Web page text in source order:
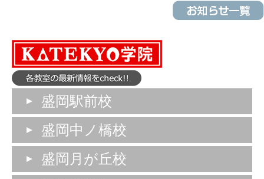
盛岡駅前校
盛岡中ノ橋校
盛岡月が丘校